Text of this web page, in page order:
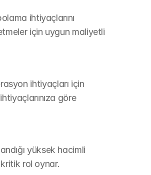
ihtiyaçlarını
için uygun maliyetli
ihtiyaçları için
göre
yüksek hacimli
rol oynar.